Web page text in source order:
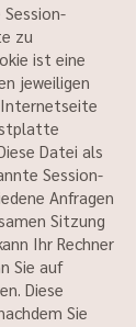
zu
ist eine
jeweiligen
Internetseite
Datei als
Session-
Anfragen
Sitzung
Ihr Rechner
Sie auf
Diese
Sie